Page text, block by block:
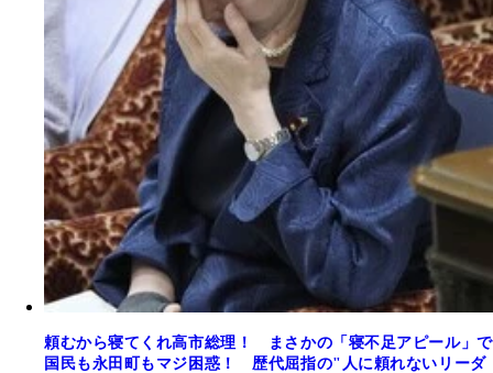
頼むから寝てくれ高市総理！ まさかの「寝不足アピール」で
国民も永田町もマジ困惑！ 歴代屈指の"人に頼れないリーダ